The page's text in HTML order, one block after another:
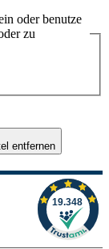
oder benutze
zu
entfernen